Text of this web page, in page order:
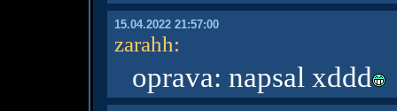
15.04.2022 21:57:00
zarahh:
oprava: napsal xddd